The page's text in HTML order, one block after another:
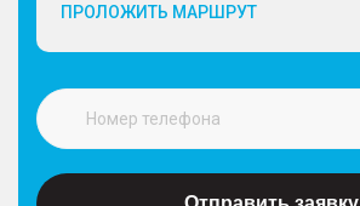
ПРОЛОЖИТЬ МАРШРУТ